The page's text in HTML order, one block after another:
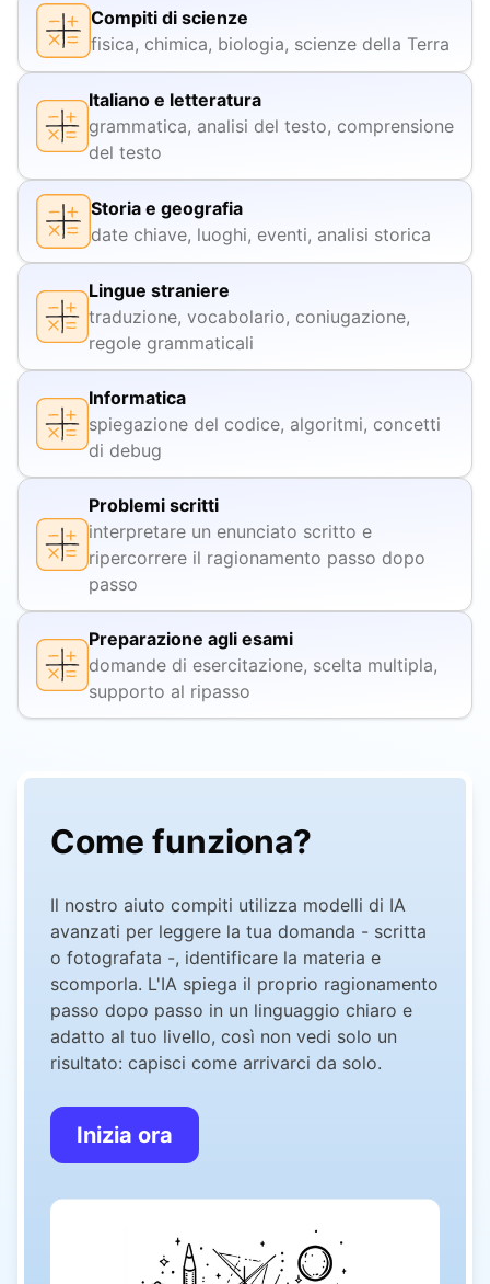
Compiti di scienze
fisica, chimica, biologia, scienze della Terra
Italiano e letteratura
grammatica, analisi del testo, comprensione
del testo
Storia e geografia
date chiave, luoghi, eventi, analisi storica
Lingue straniere
traduzione, vocabolario, coniugazione,
regole grammaticali
Informatica
spiegazione del codice, algoritmi, concetti
di debug
Problemi scritti
interpretare un enunciato scritto e
ripercorrere il ragionamento passo dopo
passo
Preparazione agli esami
domande di esercitazione, scelta multipla,
supporto al ripasso
Come funziona?
Il nostro aiuto compiti utilizza modelli di IA
avanzati per leggere la tua domanda - scritta
o fotografata -, identificare la materia e
scomporla. L'IA spiega il proprio ragionamento
passo dopo passo in un linguaggio chiaro e
adatto al tuo livello, così non vedi solo un
risultato: capisci come arrivarci da solo.
Inizia ora